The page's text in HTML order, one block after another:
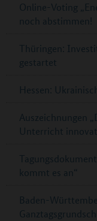
Online-Voting
noch abstimmen!
Thüringen:
gestartet
Hessen:
Auszeichnungen
Unterricht
kommt es an“
Baden-